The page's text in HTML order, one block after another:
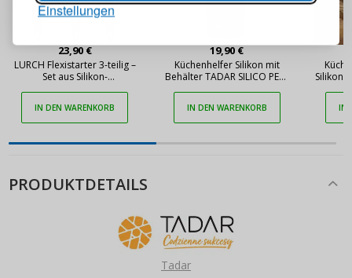
Einstellungen
23,90 €
LURCH Flexistarter 3-teilig –
Set aus Silikon-
IN DEN WARENKORB
19,90 €
Küchenhelfer Silikon mit
Behälter TADAR SILICO PEMI
IN DEN WARENKORB
Silikon
IN
PRODUKTDETAILS
Tadar
Passwort erinnern